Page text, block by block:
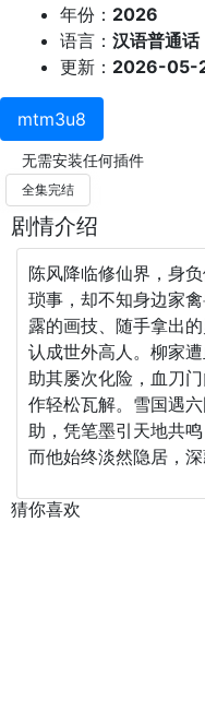
年份： 2026
语言： 汉语普通话
更新： 2026-05-
mtm3u8
无需安装任何插件
全集完结
剧情介绍
陈风降临修仙界，身
琐事，却不知身边家
露的画技、随手拿出
认成世外高人。柳家
助其屡次化险，血刀
作轻松瓦解。雪国遇
助，凭笔墨引天地共
而他始终淡然隐居，深
猜你喜欢